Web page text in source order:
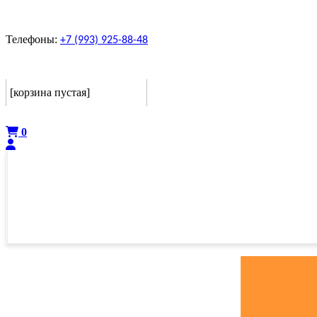
Телефоны: +7 (993) 925-88-48
[корзина пустая]
0